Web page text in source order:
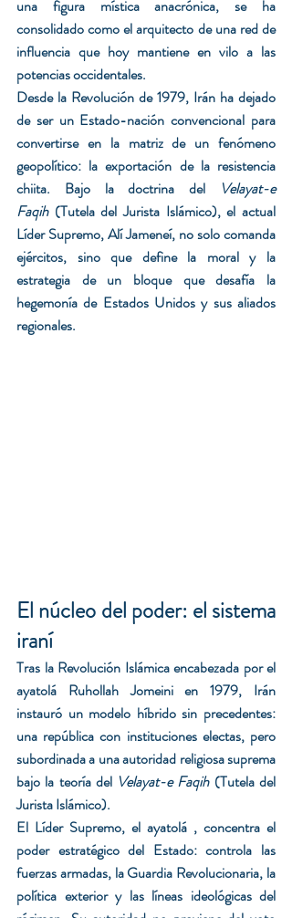
una figura mística anacrónica, se ha
consolidado como el arquitecto de una red de
influencia que hoy mantiene en vilo a las
potencias occidentales.
Desde la Revolución de 1979, Irán ha dejado
de ser un Estado-nación convencional para
convertirse en la matriz de un fenómeno
geopolítico: la exportación de la resistencia
chiita. Bajo la doctrina del
Velayat-e
Faqih (Tutela del Jurista Islámico), el actual
Líder Supremo, Alí Jameneí, no solo comanda
ejércitos, sino que define la moral y la
estrategia de un bloque que desafía la
hegemonía de Estados Unidos y sus aliados
regionales.
El núcleo del poder: el sistema
iraní
Tras la Revolución Islámica encabezada por el
ayatolá Ruhollah Jomeini en 1979, Irán
instauró un modelo híbrido sin precedentes:
una república con instituciones electas, pero
subordinada a una autoridad religiosa suprema
bajo la teoría del Velayat-e Faqih (Tutela del
Jurista Islámico).
El Líder Supremo, el ayatolá , concentra el
poder estratégico del Estado: controla las
fuerzas armadas, la Guardia Revolucionaria, la
política exterior y las líneas ideológicas del